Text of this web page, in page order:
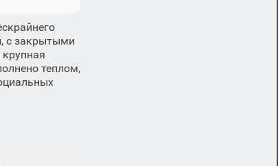
с закрытыми
теплом,